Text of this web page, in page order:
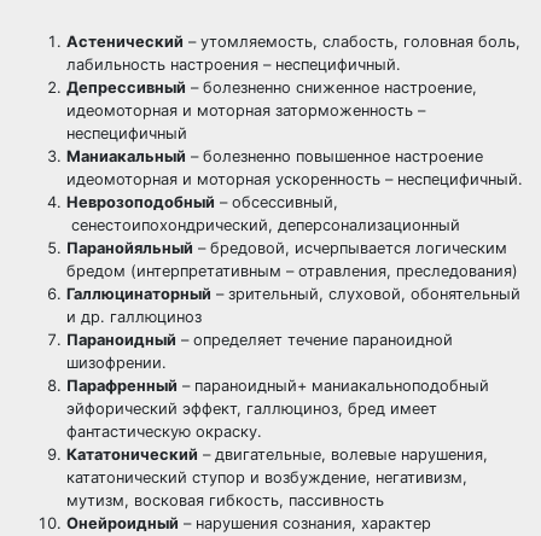
Астенический – утомляемость, слабость, головная боль,
лабильность настроения – неспецифичный.
Депрессивный – болезненно сниженное настроение,
идеомоторная и моторная заторможенность –
неспецифичный
Маниакальный – болезненно повышенное настроение
идеомоторная и моторная ускоренность – неспецифичный.
Неврозоподобный – обсессивный,
сенестоипохондрический, деперсонализационный
Паранойяльный – бредовой, исчерпывается логическим
бредом (интерпретативным – отравления, преследования)
Галлюцинаторный – зрительный, слуховой, обонятельный
и др. галлюциноз
Параноидный – определяет течение параноидной
шизофрении.
Парафренный – параноидный+ маниакальноподобный
эйфорический эффект, галлюциноз, бред имеет
фантастическую окраску.
Кататонический – двигательные, волевые нарушения,
кататонический ступор и возбуждение, негативизм,
мутизм, восковая гибкость, пассивность
Онейроидный – нарушения сознания, характер